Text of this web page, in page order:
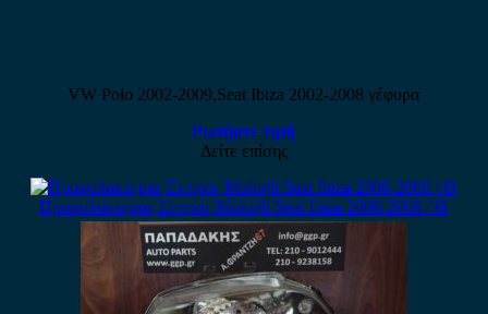
VW Polo 2002-2009,Seat Ibiza 2002-2008 γέφυρα
Ρωτήστε τιμή
Δείτε επίσης
Προφυλακτήρας Εμπρός Μολυβί Seat Ibiza 2006-2008 / Θ